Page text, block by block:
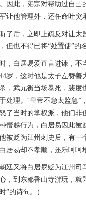
因此，宪宗对帮助过自己
让他管理外，还任命吐突
了后，立即上疏反对让太
但也不得已将“处置使”的
，白居易爱直言进谏，不
岁，这时他是太子左赞
，武元衡当场暴死，裴
处理。“皇帝不急太监急
了当时的掌权派，他们非
僭越行为，白居易因此被
被贬为江州刺史后，有一
居易却不孝顺，还乐呵呵
廷又将白居易贬为江州司
，到东都香山寺游玩，就
”的诗句。）